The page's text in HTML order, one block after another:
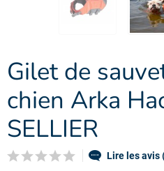
Gilet de
chien Arka
SELLIER
Lire les avis